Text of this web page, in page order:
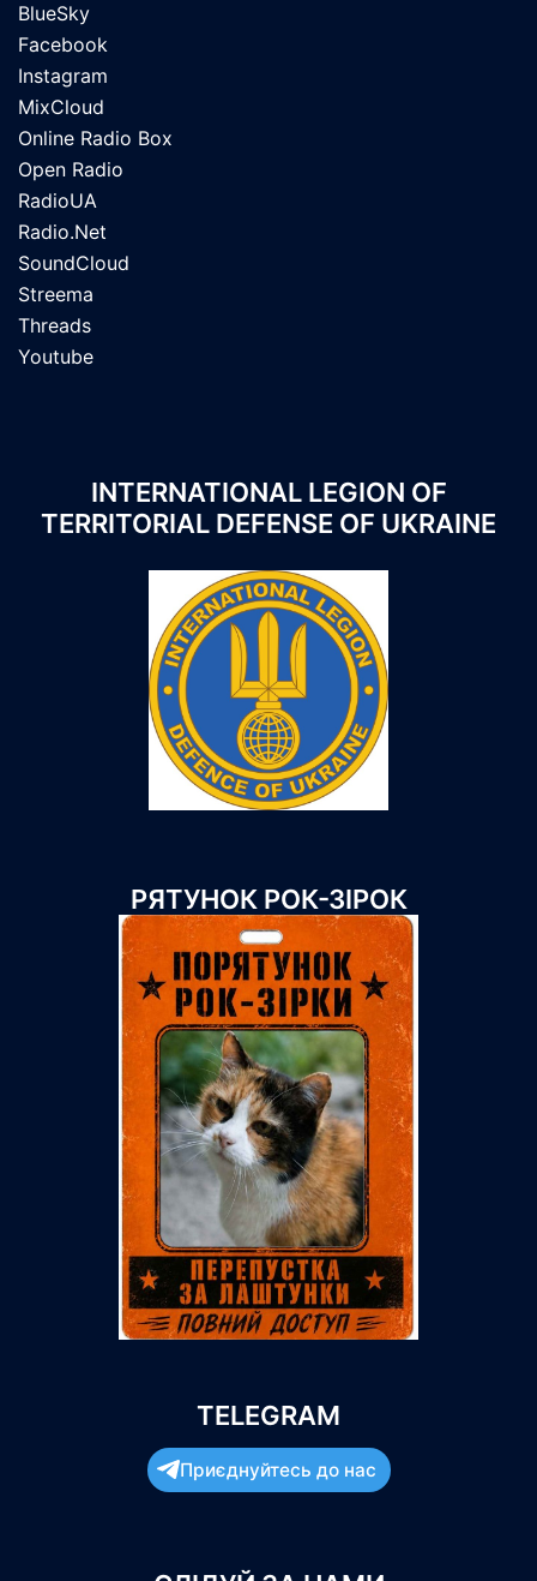
BlueSky
Facebook
Instagram
MixCloud
Online Radio Box
Open Radio
RadioUA
Radio.Net
SoundCloud
Streema
Threads
Youtube
INTERNATIONAL LEGION OF
TERRITORIAL DEFENSE OF UKRAINE
РЯТУНОК РОК-ЗІРОК
TELEGRAM
Приєднуйтесь до нас